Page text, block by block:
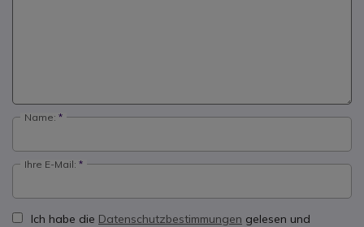
Name:
Ihre E-Mail:
Ich habe die Datenschutzbestimmungen gelesen und